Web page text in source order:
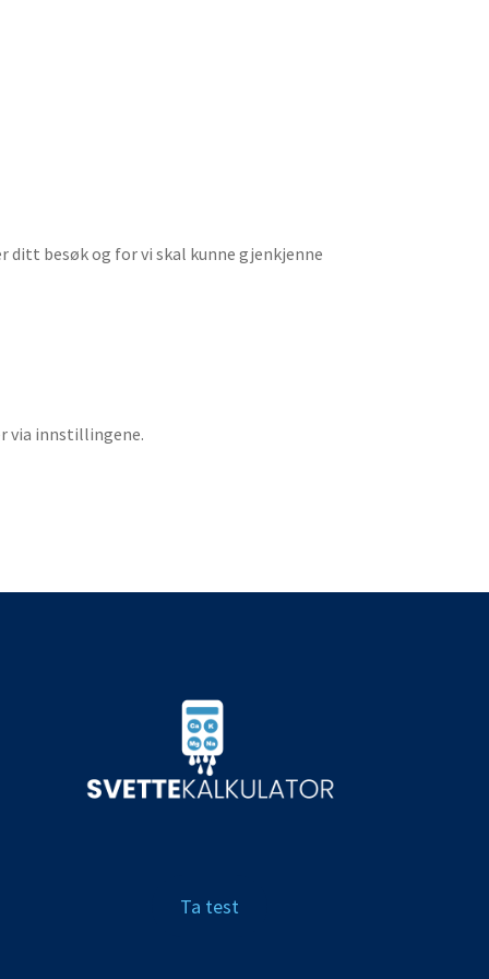
ditt besøk og for vi skal kunne gjenkjenne
via innstillingene.
Ta test